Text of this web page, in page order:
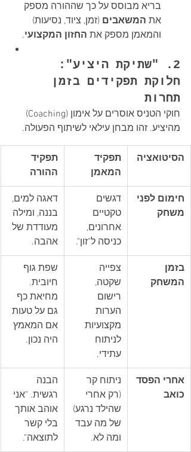
בריא מבוסס על כך שההורה מספק
את המשאבים (זמן, ציוד, נסיעות)
והמאמן מספק את החזון המקצועי.
2. "שתיקת היציע":
חלוקת תפקידים בזמן
תחרות
חוקי הטניס אוסרים על אימון (Coaching)
מהיציע. זהו מבחן עילאי לשיתוף הפעולה.
הסיטואציה
תפקיד
המאמן
תפקיד
ההורה
חימום לפני
משחק
דגשים
טקטיים
אחרונים,
כניסה ל"זון".
דאגה למים,
בננה, ומילה
מעודדת של
אהבה.
בזמן
המשחק
צפייה
שקטה,
רישום
הערות
מקצועיות
לניתוח
עתידי.
שפת גוף
חיובית.
מחיאת כף
גם על טעות
אם המאמץ
היה נכון.
אחרי הפסד
כואב
ניתוח קר
(רק אחרי
שהילד נרגע)
של מה עבד
ומה לא.
הבנה
רגשית. "אני
אוהב אותך
בלי קשר
לתוצאה".